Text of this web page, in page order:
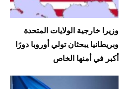
وزيرا خارجية الولايات المتحدة
وبريطانيا يبحثان تولي أوروبا دورًا
أكبر في أمنها الخاص